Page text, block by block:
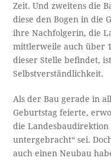
Zeit. Und zweitens die
diese den Bogen in die
ihre Nachfolgerin, die
mittlerweile auch über
dieser Stelle befindet,
Selbstverständlichkeit.
Als der Bau gerade in
Geburtstag feierte,
die
untergebracht“ sei.
auch einen Neubau